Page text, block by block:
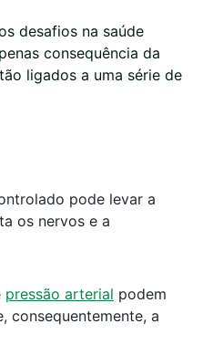
desafios na saúde
consequência da
ligados a uma série de
pode levar a
os nervos e a
pressão arterial podem
consequentemente, a